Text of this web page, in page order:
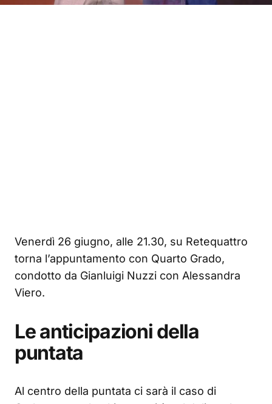
Venerdì 26 giugno, alle 21.30, su Retequattro
torna l’appuntamento con Quarto Grado,
condotto da Gianluigi Nuzzi con Alessandra
Viero.
Le anticipazioni della
puntata
Al centro della puntata ci sarà il caso di